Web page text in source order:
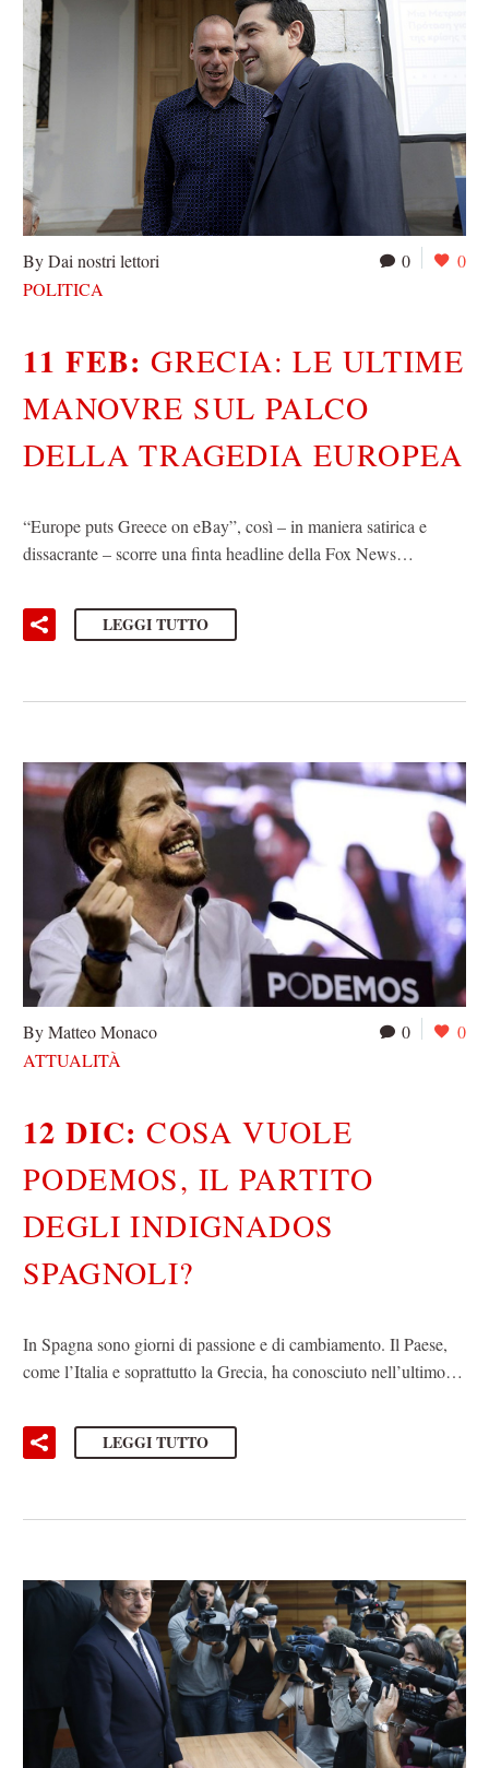
0 0
By Dai nostri lettori
POLITICA
11 FEB: GRECIA: LE ULTIME
MANOVRE SUL PALCO
DELLA TRAGEDIA EUROPEA
“Europe puts Greece on eBay”, così – in maniera satirica e
dissacrante – scorre una finta headline della Fox News…
LEGGI TUTTO
0 0
By Matteo Monaco
ATTUALITÀ
12 DIC:COSA VUOLE
PODEMOS, IL PARTITO
DEGLI INDIGNADOS
SPAGNOLI?
In Spagna sono giorni di passione e di cambiamento. Il Paese,
come l’Italia e soprattutto la Grecia, ha conosciuto nell’ultimo…
LEGGI TUTTO